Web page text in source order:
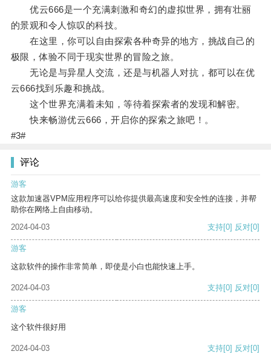
优云666是一个充满刺激和奇幻的虚拟世界，拥有壮丽
的景观和令人惊叹的科技。
在这里，你可以自由探索各种奇异的地方，挑战自己的
极限，体验不同于现实世界的冒险之旅。
无论是与异星人交流，还是与机器人对抗，都可以在优
云666找到乐趣和挑战。
这个世界充满着未知，等待着探索者的发现和解密。
快来畅游优云666，开启你的探索之旅吧！。
#3#
评论
游客
这款加速器VPM应用程序可以给你提供最高速度和安全性的连接，并帮
助你在网络上自由移动。
2024-04-03
支持[0] 反对[0]
游客
这款软件的操作非常简单，即使是小白也能快速上手。
2024-04-03 支持[0] 反对[0]
游客
这个软件很好用
2024-04-03 支持[0] 反对[0]